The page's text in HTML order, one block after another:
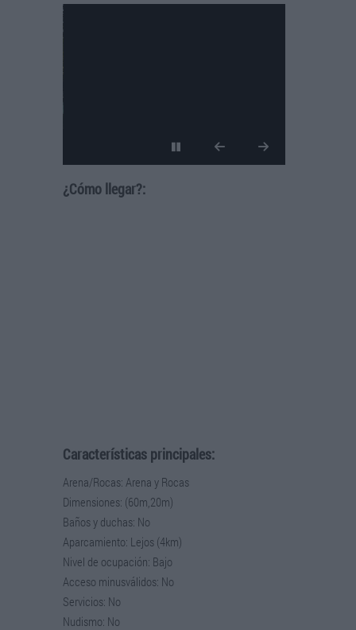
¿Cómo llegar?:
Características principales:
Arena/Rocas: Arena y Rocas
Dimensiones: (60m,20m)
Baños y duchas: No
Aparcamiento: Lejos (4km)
Nivel de ocupación: Bajo
Acceso minusválidos: No
Servicios: No
Nudismo: No